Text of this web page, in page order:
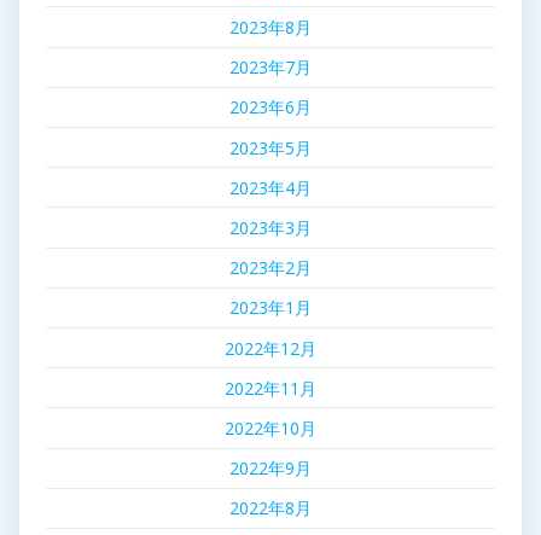
2023年8月
2023年7月
2023年6月
2023年5月
2023年4月
2023年3月
2023年2月
2023年1月
2022年12月
2022年11月
2022年10月
2022年9月
2022年8月